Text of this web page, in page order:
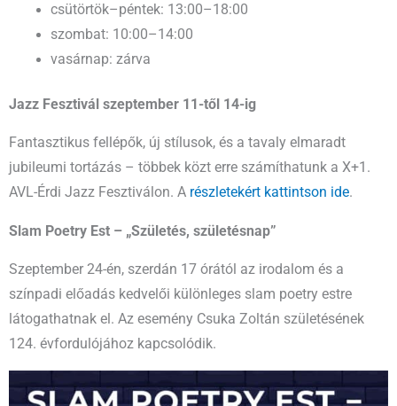
csütörtök–péntek: 13:00–18:00
szombat: 10:00–14:00
vasárnap: zárva
Jazz Fesztivál szeptember 11-től 14-ig
Fantasztikus fellépők, új stílusok, és a tavaly elmaradt
jubileumi tortázás – többek közt erre számíthatunk a X+1.
AVL-Érdi Jazz Fesztiválon. A részletekért kattintson ide.
Slam Poetry Est – „Születés, születésnap”
Szeptember 24-én, szerdán 17 órától az irodalom és a
színpadi előadás kedvelői különleges slam poetry estre
látogathatnak el. Az esemény Csuka Zoltán születésének
124. évfordulójához kapcsolódik.